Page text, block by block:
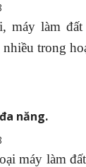
máy làm
nhiều trong
năng.
máy làm